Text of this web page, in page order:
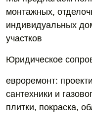
монтажных,
индивидуальных
участков
Юридическое
евроремонт:
сантехники и
плитки, покраска,